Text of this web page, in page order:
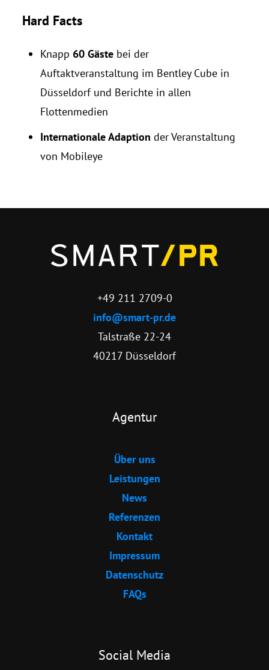
Hard Facts
Knapp 60 Gästebei der
Auftaktveranstaltung im Bentley Cube in
Düsseldorf und Berichte in allen
Flottenmedien
Internationale Adaption der Veranstaltung
von Mobileye
+49 211 2709-0
info@smart-pr.de
Talstraße 22-24
40217 Düsseldorf
Agentur
Über uns
Leistungen
News
Referenzen
Kontakt
Impressum
Datenschutz
FAQs
Social Media